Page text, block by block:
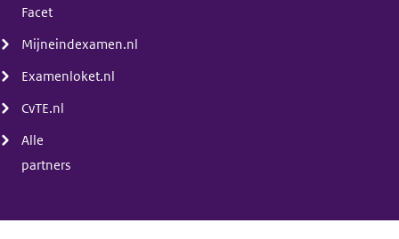
Facet
Mijneindexamen.nl
Examenloket.nl
CvTE.nl
Alle
partners